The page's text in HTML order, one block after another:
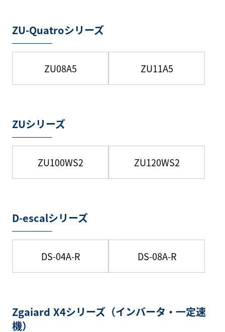
ZU-Quatroシリーズ
ZU08A5 ZU11A5
ZUシリーズ
ZU100WS2 ZU120WS2
D-escalシリーズ
DS-04A-R DS-08A-R
Zgaiard X4シリーズ（インバータ・一定速
機）